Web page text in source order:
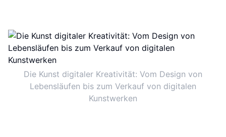
Die Kunst digitaler Kreativität: Vom Design von
Lebensläufen bis zum Verkauf von digitalen
Kunstwerken